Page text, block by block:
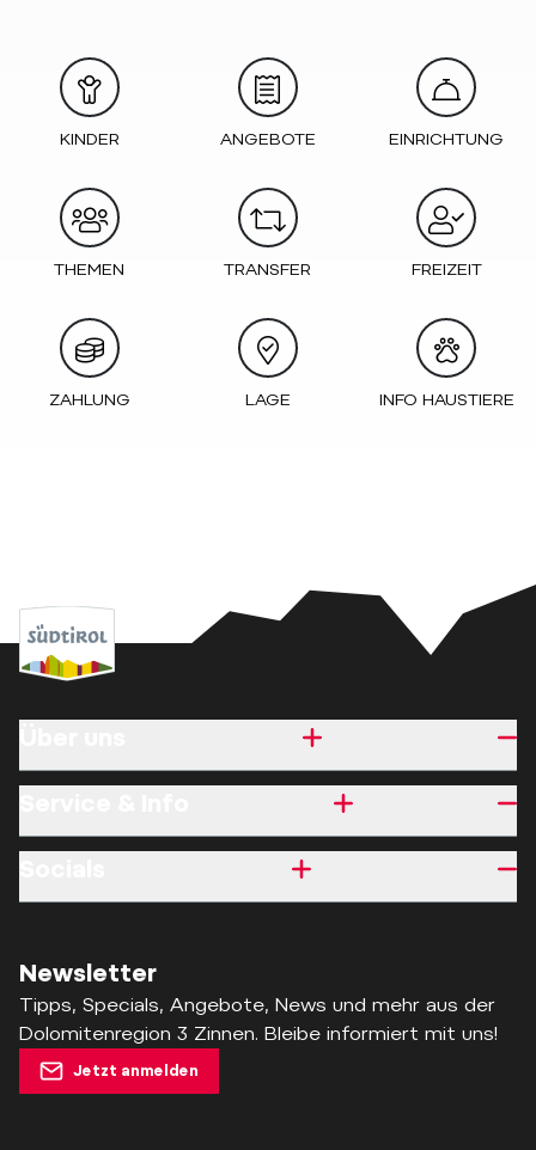
KINDER ANGEBOTE EINRICHTUNG
THEMEN TRANSFER FREIZEIT
ZAHLUNG LAGE INFO HAUSTIERE
Newsletter
Tipps, Specials, Angebote, News und mehr aus der
Dolomitenregion 3 Zinnen. Bleibe informiert mit uns!
Jetzt anmelden